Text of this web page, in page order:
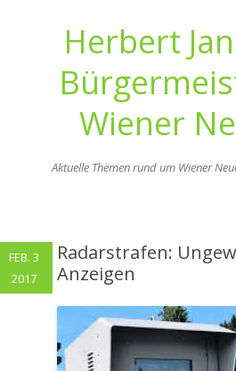
Herbert
Wiener
Aktuelle Themen rund um Wiener
Radarstrafen:
Anzeigen
FEB. 3
2017